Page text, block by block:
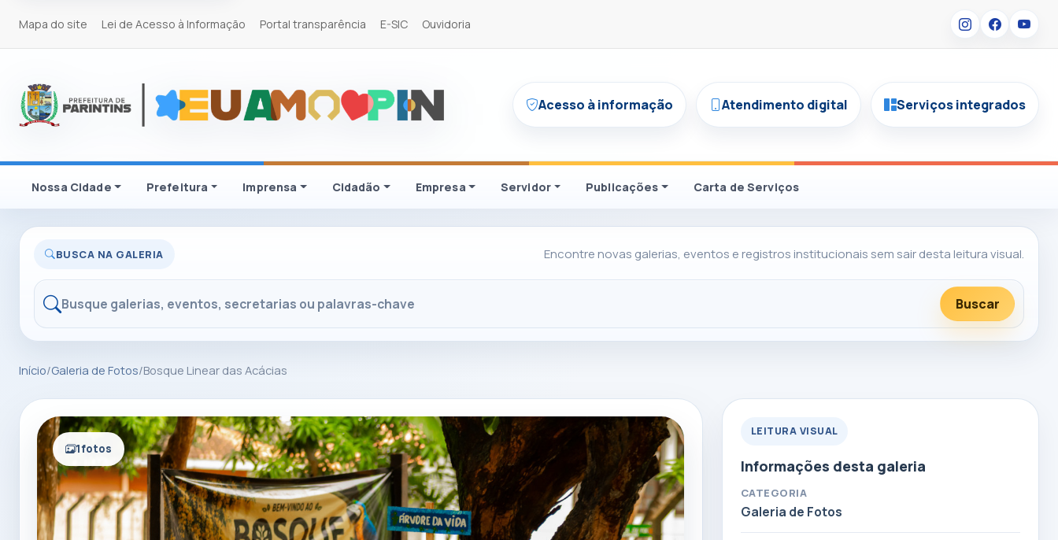
Mapa do site Lei de Acesso à Informação Portal transparência E-SIC Ouvidoria
Acesso à informação Atendimento digital Serviços integrados
Nossa Cidade Prefeitura Imprensa Cidadão Empresa Servidor Publicações Carta de Serviços
BUSCA NA GALERIA Encontre novas galerias, eventos e registros institucionais sem sair desta leitura visual.
Buscar na galeria Buscar
Início/Galeria de Fotos/Bosque Linear das Acácias
1fotos
LEITURA VISUAL
Informações desta galeria
CATEGORIA
Galeria de Fotos